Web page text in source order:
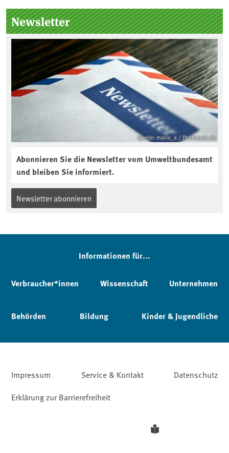
Seitenleiste
Newsletter
Quelle: maria_a / Photocase.de
Abonnieren Sie die Newsletter vom Umweltbundesamt
und bleiben Sie informiert.
Newsletter abonnieren
Informationen für...
Verbraucher*innen Wissenschaft Unternehmen
Behörden Bildung Kinder & Jugendliche
Impressum Service & Kontakt
Datenschutz
Erklärung zur Barrierefreiheit